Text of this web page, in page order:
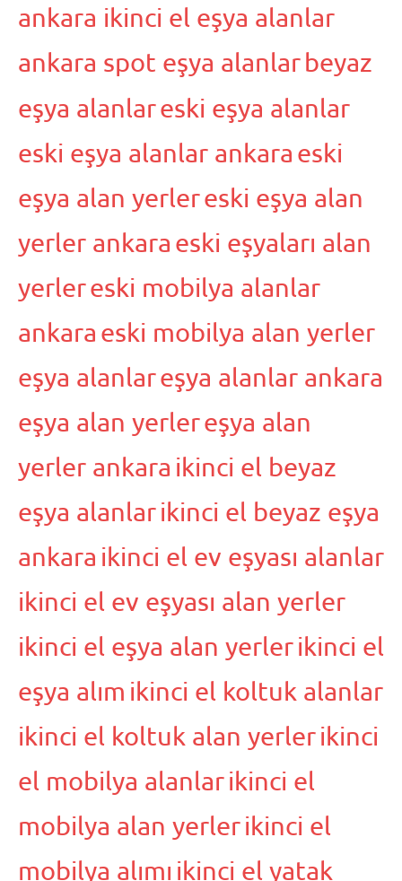
ankara ikinci el eşya alanlar
ankara spot eşya alanlarbeyaz
eşya alanlareski eşya alanlar
eski eşya alanlar ankara eski
eşya alan yerlereski eşya alan
yerler ankara eski eşyaları alan
yerlereski mobilya alanlar
ankara eski mobilya alan yerler
eşya alanlareşya alanlar ankara
eşya alan yerlereşya alan
yerler ankara ikinci el beyaz
eşya alanlarikinci el beyaz eşya
ankara ikinci el ev eşyası alanlar
ikinci el ev eşyası alan yerler
ikinci el eşya alan yerlerikinci el
eşya alım ikinci el koltuk alanlar
ikinci el koltuk alan yerlerikinci
el mobilya alanlarikinci el
mobilya alan yerlerikinci el
mobilya alımı ikinci el yatak